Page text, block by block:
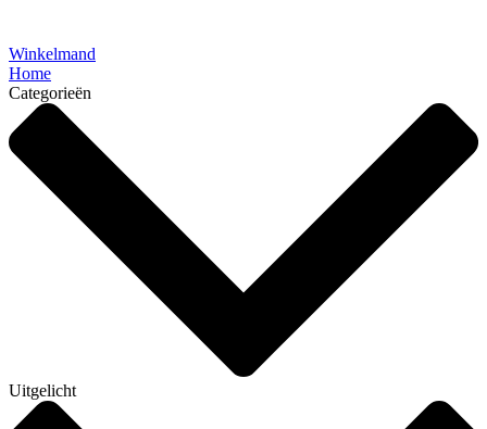
Winkelmand
Home
Categorieën
Uitgelicht